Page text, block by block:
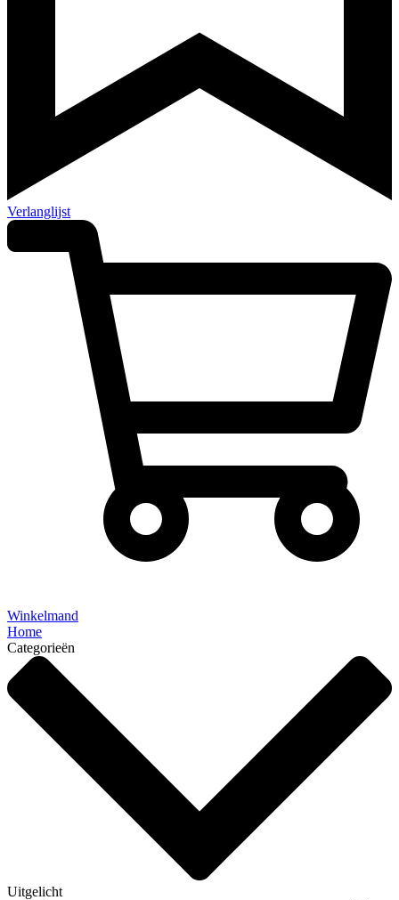
Verlanglijst
Winkelmand
Home
Categorieën
Uitgelicht